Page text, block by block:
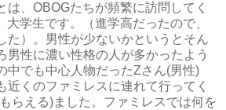
は、OBOGたちが頻繁に訪問してく
大学生です。（進学高だったので、
た）。男性が少ないかというとそん
男性に濃い性格の人が多かったよう
中でも中心人物だったZさん(男性)
近くのファミレスに連れて行ってく
らえる)ました。ファミレスでは何を